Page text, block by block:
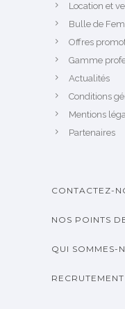
Location et
Bulle de
Offres
Gamme
Actualités
Conditions
Mentions
Partenaires
CONTACTEZ-
NOS POINTS
QUI SOMMES-
RECRUTEMENT